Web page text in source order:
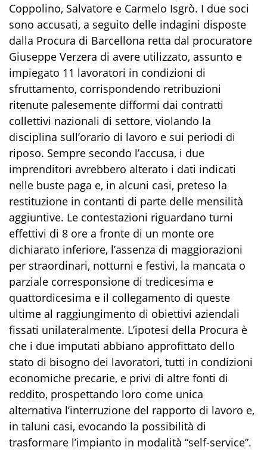
Coppolino, Salvatore e Carmelo Isgrò. I due soci
sono accusati, a seguito delle indagini disposte
dalla Procura di Barcellona retta dal procuratore
Giuseppe Verzera di avere utilizzato, assunto e
impiegato 11 lavoratori in condizioni di
sfruttamento, corrispondendo retribuzioni
ritenute palesemente difformi dai contratti
collettivi nazionali di settore, violando la
disciplina sull’orario di lavoro e sui periodi di
riposo. Sempre secondo l’accusa, i due
imprenditori avrebbero alterato i dati indicati
nelle buste paga e, in alcuni casi, preteso la
restituzione in contanti di parte delle mensilità
aggiuntive. Le contestazioni riguardano turni
effettivi di 8 ore a fronte di un monte ore
dichiarato inferiore, l’assenza di maggiorazioni
per straordinari, notturni e festivi, la mancata o
parziale corresponsione di tredicesima e
quattordicesima e il collegamento di queste
ultime al raggiungimento di obiettivi aziendali
fissati unilateralmente. L’ipotesi della Procura è
che i due imputati abbiano approfittato dello
stato di bisogno dei lavoratori, tutti in condizioni
economiche precarie, e privi di altre fonti di
reddito, prospettando loro come unica
alternativa l’interruzione del rapporto di lavoro e,
in taluni casi, evocando la possibilità di
trasformare l’impianto in modalità “self-service”.